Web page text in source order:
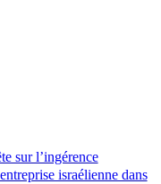
sur l’ingérence
israélienne dans